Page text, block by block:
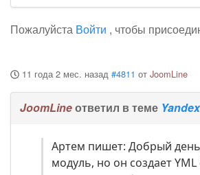
Пожалуйста Войти , чтобы
11 года 2 мес. назад #4811 от JoomLine
JoomLineответил в теме
Артем пишет: Добрый
модуль, но он создает